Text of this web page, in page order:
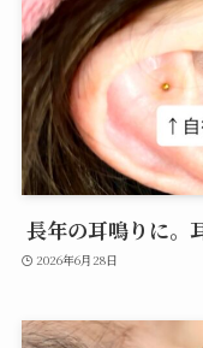
長年の耳鳴りに。
2026年6月28日